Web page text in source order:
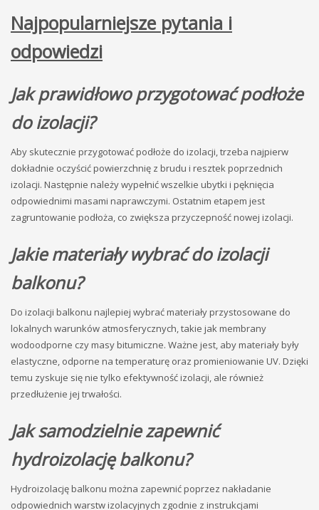
Najpopularniejsze pytania i
odpowiedzi
Jak prawidłowo przygotować podłoże
do izolacji?
Aby skutecznie przygotować podłoże do izolacji, trzeba najpierw
dokładnie oczyścić powierzchnię z brudu i resztek poprzednich
izolacji. Następnie należy wypełnić wszelkie ubytki i pęknięcia
odpowiednimi masami naprawczymi. Ostatnim etapem jest
zagruntowanie podłoża, co zwiększa przyczepność nowej izolacji.
Jakie materiały wybrać do izolacji
balkonu?
Do izolacji balkonu najlepiej wybrać materiały przystosowane do
lokalnych warunków atmosferycznych, takie jak membrany
wodoodporne czy masy bitumiczne. Ważne jest, aby materiały były
elastyczne, odporne na temperaturę oraz promieniowanie UV. Dzięki
temu zyskuje się nie tylko efektywność izolacji, ale również
przedłużenie jej trwałości.
Jak samodzielnie zapewnić
hydroizolację balkonu?
Hydroizolację balkonu można zapewnić poprzez nakładanie
odpowiednich warstw izolacyjnych zgodnie z instrukcjami